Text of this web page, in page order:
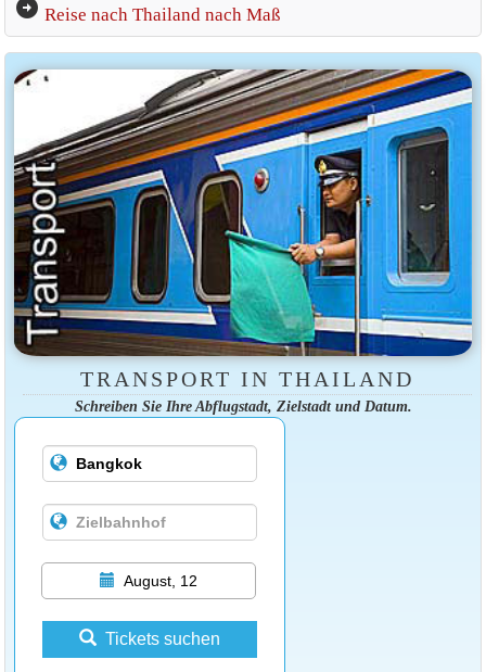
arrow_circle_right Reise nach Thailand nach Maß
TRANSPORT IN THAILAND
Schreiben Sie Ihre Abflugstadt, Zielstadt und Datum.
August, 12
Tickets suchen